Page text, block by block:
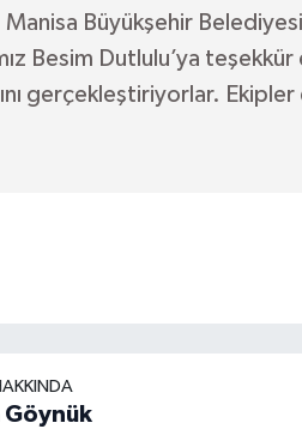
Büyükşehir
Besim Dutlulu’ya
gerçekleştiriyorlar. Ekipler
Göynük